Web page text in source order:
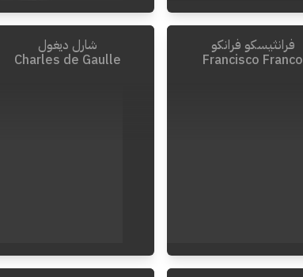
0968 فرانثيسكو فرانكو
Francisco Franco
شارل ديغول
Charles de Gaulle